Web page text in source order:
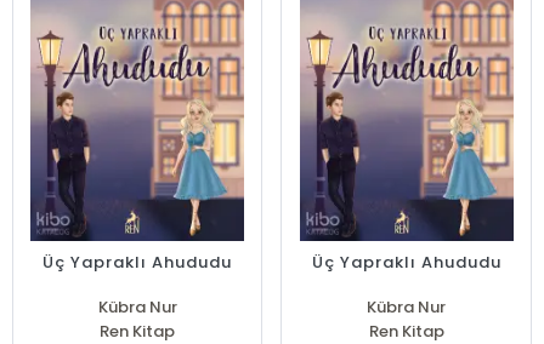
Üç Yapraklı Ahududu
Kübra Nur
Ren Kitap
Üç Yapraklı Ahududu
Kübra Nur
Ren Kitap